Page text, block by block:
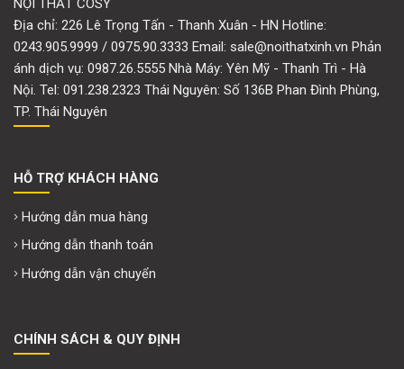
Địa chỉ: 226 Lê Trọng Tấn - Thanh Xuân - HN Hotline:
0243.905.9999 / 0975.90.3333 Email: sale@noithatxinh.vn Phản
ánh dịch vụ: 0987.26.5555 Nhà Máy: Yên Mỹ - Thanh Trì - Hà
Nội. Tel: 091.238.2323 Thái Nguyên: Số 136B Phan Đình Phùng,
TP. Thái Nguyên
HỖ TRỢ KHÁCH HÀNG
Hướng dẫn mua hàng
Hướng dẫn thanh toán
Hướng dẫn vận chuyển
CHÍNH SÁCH & QUY ĐỊNH